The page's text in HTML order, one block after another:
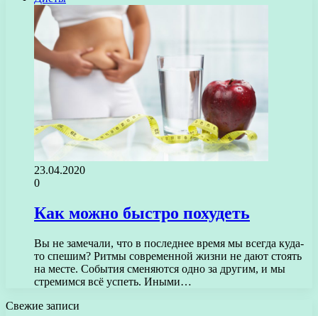
23.04.2020
0
Как можно быстро похудеть
Вы не замечали, что в последнее время мы всегда куда-
то спешим? Ритмы современной жизни не дают стоять
на месте. События сменяются одно за другим, и мы
стремимся всё успеть. Иными…
Свежие записи